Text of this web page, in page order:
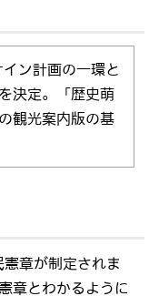
ン計画の一環と
決定。「歴史萌
観光案内版の基
章が制定されま
章とわかるように